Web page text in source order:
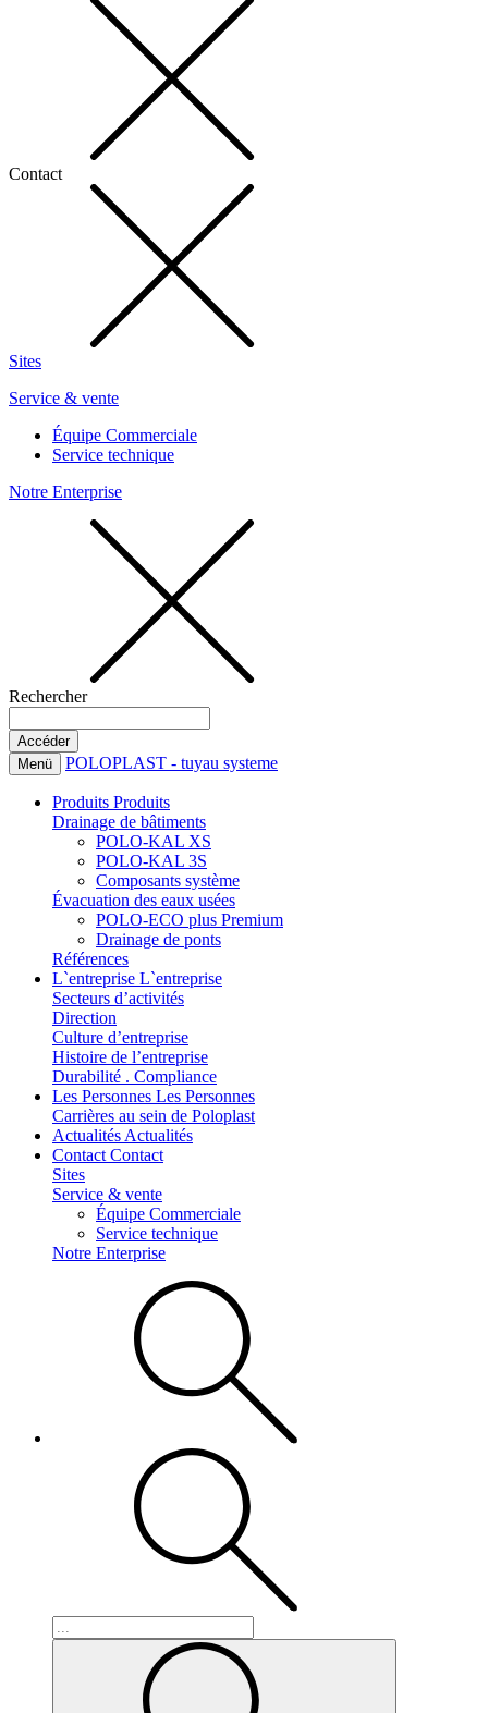
Contact
Sites
Service & vente
Équipe Commerciale
Service technique
Notre Enterprise
Rechercher
Menü POLOPLAST - tuyau systeme
Produits Produits
Drainage de bâtiments
POLO-KAL XS
POLO-KAL 3S
Composants système
Évacuation des eaux usées
POLO-ECO plus Premium
Drainage de ponts
Références
L`entreprise L`entreprise
Secteurs d’activités
Direction
Culture d’entreprise
Histoire de l’entreprise
Durabilité . Compliance
Les Personnes Les Personnes
Carrières au sein de Poloplast
Actualités Actualités
Contact Contact
Sites
Service & vente
Équipe Commerciale
Service technique
Notre Enterprise